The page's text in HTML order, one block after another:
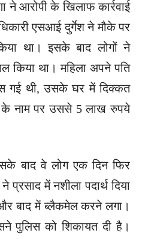
ने आरोपी के खिलाफ कार्रवाई
एसआई दुर्गेश ने मौके पर
था। इसके बाद लोगों ने
किया था। महिला अपने पति
गई थी, उसके घर में दिक्कत
के नाम पर उससे 5 लाख रुपये
बाद वे लोग एक दिन फिर
प्रसाद में नशीला पदार्थ दिया
बाद में ब्लैकमेल करने लगा।
पुलिस को शिकायत दी है।